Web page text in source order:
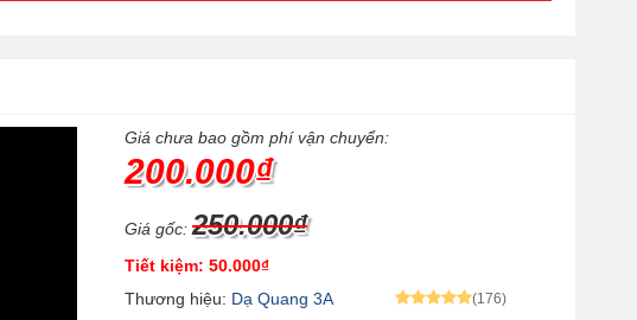
Giá chưa bao gồm phí vận chuyển:
200.000₫
Giá gốc: 250.000₫
Tiết kiệm: 50.000₫
Thương hiệu: Dạ Quang 3A (176)